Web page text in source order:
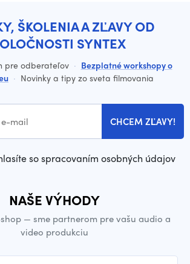
ŠKOLENIA A ZĽAVY OD
SYNTEX
pre odberateľov · Bezplatné workshopy o
· Novinky a tipy zo sveta filmovania
CHCEM ZĽAVY!
so spracovaním osobných údajov
NAŠE VÝHODY
— sme partnerom pre vašu audio a
video produkciu